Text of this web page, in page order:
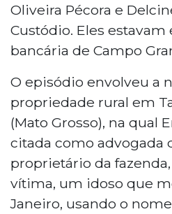
Oliveira Pécora e
Custódio. Eles
bancária de Campo
O episódio envolveu a
propriedade rural em
(Mato Grosso), na qual
citada como advogada
proprietário da
vítima, um idoso que
Janeiro, usando o